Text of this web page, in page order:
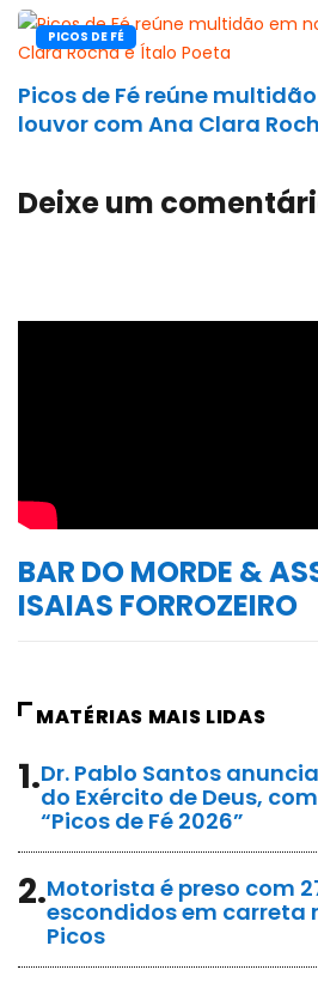
PICOS DE FÉ
Picos de Fé reúne
louvor com Ana Clara
Deixe um
BAR DO MORDE &
ISAIAS FORROZEIRO
MATÉRIAS MAIS LIDAS
1.Dr. Pablo Santos
do Exército de Deus,
“Picos de Fé 2026”
2.Motorista é preso com
escondidos em carreta
Picos